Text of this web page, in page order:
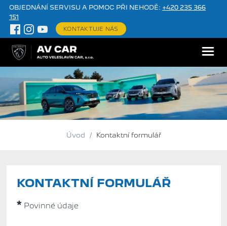
OBJEDNÁNÍ SERVISU A POMOC PŘI NEHODĚ: +420 235 366
151
KONTAKTUJE NÁS
Úvod / Kontaktní formulář
KONTAKTNÍ FORMULÁŘ
* Povinné údaje